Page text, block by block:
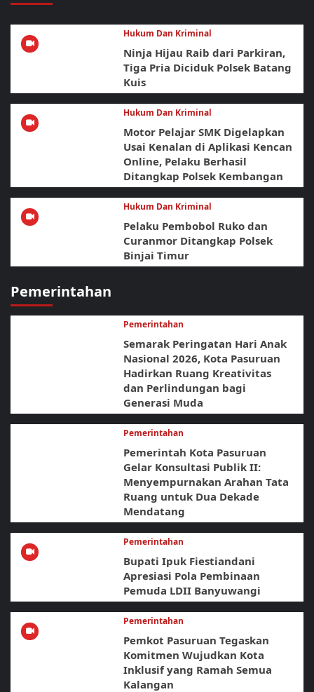
Hukum Dan Kriminal
Ninja Hijau Raib dari Parkiran,
Tiga Pria Diciduk Polsek Batang
Kuis
Hukum Dan Kriminal
Motor Pelajar SMK Digelapkan
Usai Kenalan di Aplikasi Kencan
Online, Pelaku Berhasil
Ditangkap Polsek Kembangan
Hukum Dan Kriminal
Pelaku Pembobol Ruko dan
Curanmor Ditangkap Polsek
Binjai Timur
Pemerintahan
Pemerintahan
Semarak Peringatan Hari Anak
Nasional 2026, Kota Pasuruan
Hadirkan Ruang Kreativitas
dan Perlindungan bagi
Generasi Muda
Pemerintahan
Pemerintah Kota Pasuruan
Gelar Konsultasi Publik II:
Menyempurnakan Arahan Tata
Ruang untuk Dua Dekade
Mendatang
Pemerintahan
Bupati Ipuk Fiestiandani
Apresiasi Pola Pembinaan
Pemuda LDII Banyuwangi
Pemerintahan
Pemkot Pasuruan Tegaskan
Komitmen Wujudkan Kota
Inklusif yang Ramah Semua
Kalangan